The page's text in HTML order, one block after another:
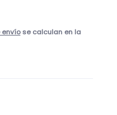
se calculan en la